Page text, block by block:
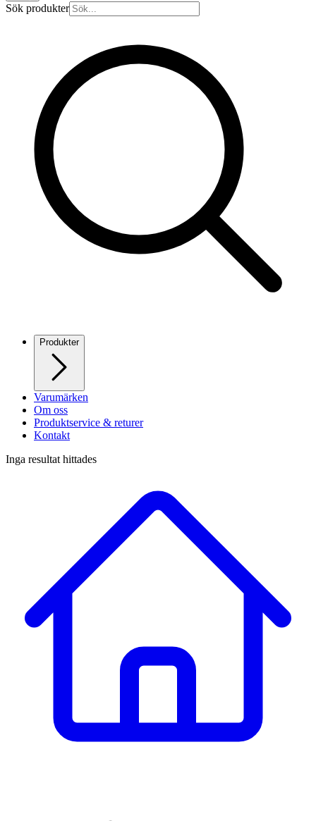
Sök produkter
Produkter
Varumärken
Om oss
Produktservice & returer
Kontakt
Inga resultat hittades